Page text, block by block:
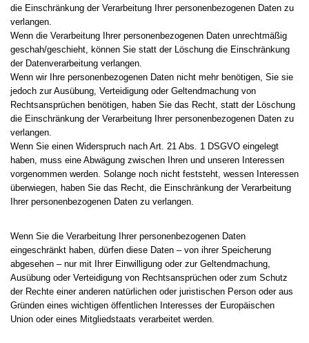
die Einschränkung der Verarbeitung Ihrer personenbezogenen Daten zu
verlangen.
Wenn die Verarbeitung Ihrer personenbezogenen Daten unrechtmäßig
geschah/geschieht, können Sie statt der Löschung die Einschränkung
der Datenverarbeitung verlangen.
Wenn wir Ihre personenbezogenen Daten nicht mehr benötigen, Sie sie
jedoch zur Ausübung, Verteidigung oder Geltendmachung von
Rechtsansprüchen benötigen, haben Sie das Recht, statt der Löschung
die Einschränkung der Verarbeitung Ihrer personenbezogenen Daten zu
verlangen.
Wenn Sie einen Widerspruch nach Art. 21 Abs. 1 DSGVO eingelegt
haben, muss eine Abwägung zwischen Ihren und unseren Interessen
vorgenommen werden. Solange noch nicht feststeht, wessen Interessen
überwiegen, haben Sie das Recht, die Einschränkung der Verarbeitung
Ihrer personenbezogenen Daten zu verlangen.
Wenn Sie die Verarbeitung Ihrer personenbezogenen Daten
eingeschränkt haben, dürfen diese Daten – von ihrer Speicherung
abgesehen – nur mit Ihrer Einwilligung oder zur Geltendmachung,
Ausübung oder Verteidigung von Rechtsansprüchen oder zum Schutz
der Rechte einer anderen natürlichen oder juristischen Person oder aus
Gründen eines wichtigen öffentlichen Interesses der Europäischen
Union oder eines Mitgliedstaats verarbeitet werden.